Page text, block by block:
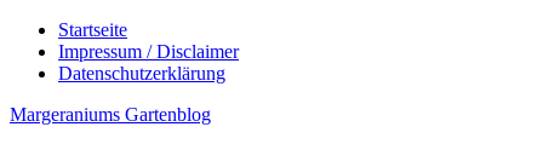
Startseite
Impressum / Disclaimer
Datenschutzerklärung
Margeraniums Gartenblog